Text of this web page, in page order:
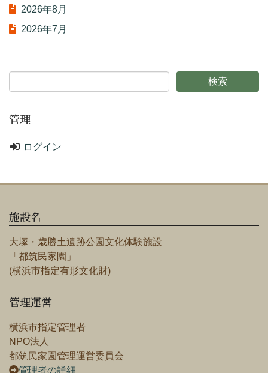
2026年8月
2026年7月
管理
ログイン
施設名
大塚・歳勝土遺跡公園文化体験施設
「都筑民家園」
(横浜市指定有形文化財)
管理運営
横浜市指定管理者
NPO法人
都筑民家園管理運営委員会
管理者の詳細